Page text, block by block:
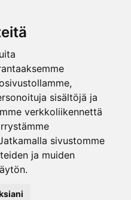
sisältöjä ja
verkkoliikennettä
sivustomme
ja muiden